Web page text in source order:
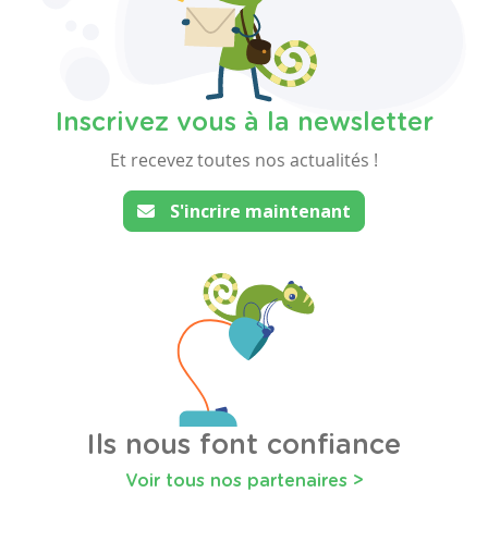
Inscrivez vous à la newsletter
Et recevez toutes nos actualités !
S'incrire maintenant
Ils nous font confiance
Voir tous nos partenaires >